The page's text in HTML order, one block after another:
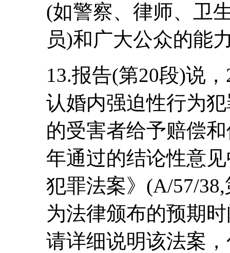
(如警察、律师、卫
员)和广大公众的能
13.报告(第20段)说
认婚内强迫性行为
的受害者给予赔偿
年通过的结论性意
犯罪法案》(A/57/
为法律颁布的预期
请详细说明该法案